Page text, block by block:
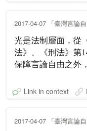
2017-04-07 「臺灣言論
光是法制層面，從
法》、《刑法》第
保障言論自由之外
Link in context
2017-04-07 「臺灣言論